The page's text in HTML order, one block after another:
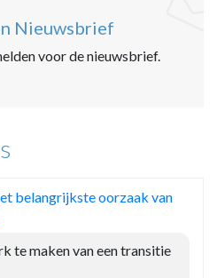
Nieuwsbrief
voor de nieuwsbrief.
belangrijkste oorzaak van
te maken van een transitie